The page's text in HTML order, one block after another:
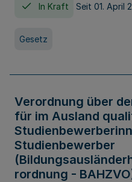
In Kraft Seit 01. April
Gesetz
Verordnung über
für im Ausland
Studienbewerber
rordnung -